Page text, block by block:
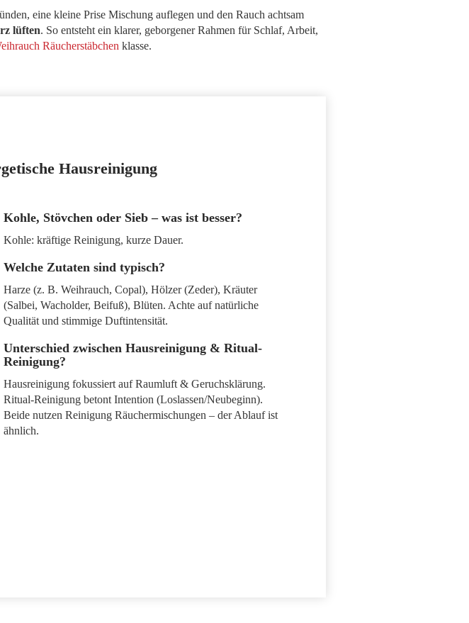
eine kleine Prise Mischung auflegen und den Rauch achtsam
lüften. So entsteht ein klarer, geborgener Rahmen für Schlaf, Arbeit,
Räucherstäbchen klasse.
Hausreinigung
Kohle, Stövchen oder Sieb – was ist besser?
Kohle: kräftige Reinigung, kurze Dauer.
Welche Zutaten sind typisch?
Harze (z. B. Weihrauch, Copal), Hölzer (Zeder), Kräuter
(Salbei, Wacholder, Beifuß), Blüten. Achte auf natürliche
Qualität und stimmige Duftintensität.
Unterschied zwischen Hausreinigung & Ritual-
Reinigung?
Hausreinigung fokussiert auf Raumluft & Geruchsklärung.
Ritual-Reinigung betont Intention (Loslassen/Neubeginn).
Beide nutzen Reinigung Räuchermischungen – der Ablauf ist
ähnlich.